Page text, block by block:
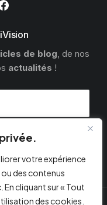
votre expérience
des contenus
cliquant sur « Tout
des cookies.
de blog, de nos
actualités !